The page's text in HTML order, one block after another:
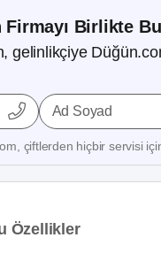
Firmayı Birlikte
gelinlikçiye
Ad Soyad
çiftlerden hiçbir servisi
Özellikler